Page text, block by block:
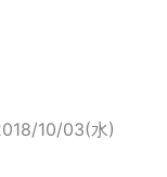
10/03(水)